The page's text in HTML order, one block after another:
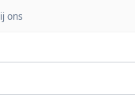
ons